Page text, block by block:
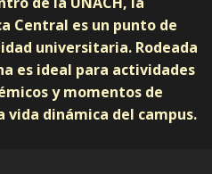
Central es un punto de
universitaria. Rodeada
es ideal para actividades
y momentos de
dinámica del campus.